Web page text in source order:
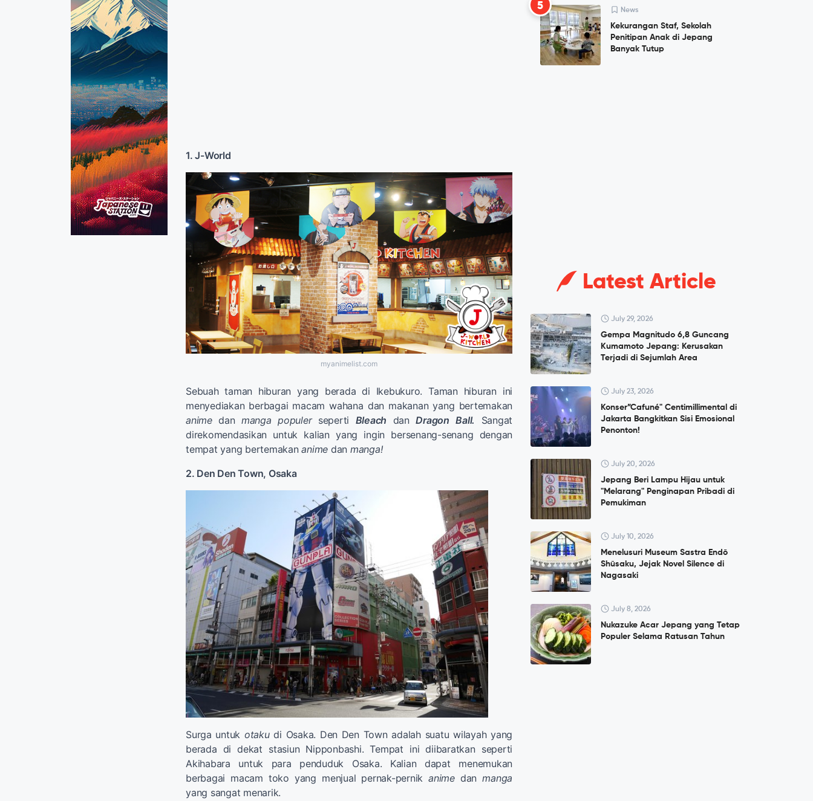
1. J-World
myanimelist.com
Sebuah taman hiburan yang berada di Ikebukuro. Taman hiburan ini
menyediakan berbagai macam wahana dan makanan yang bertemakan
animedan manga populerseperti Bleach danDragon Ball.
Sangat
direkomendasikan untuk kalian yang ingin bersenang-senang dengan
tempat yang bertemakananime dan manga!
2. Den Den Town, Osaka
Surga untuk otakudi Osaka. Den Den Town adalah suatu wilayah yang
berada di dekat stasiun Nipponbashi. Tempat ini diibaratkan seperti
Akihabara untuk para penduduk Osaka. Kalian dapat menemukan
berbagai macam toko yang menjual pernak-pernikanimedanmanga
yang sangat menarik.
5 News
Kekurangan Staf, Sekolah
Penitipan Anak di Jepang
Banyak Tutup
Latest Article
July 29, 2026
Gempa Magnitudo 6,8 Guncang
Kumamoto Jepang: Kerusakan
Terjadi di Sejumlah Area
July 23, 2026
Konser”Cafuné" Centimillimental di
Jakarta Bangkitkan Sisi Emosional
Penonton!
July 20, 2026
Jepang Beri Lampu Hijau untuk
"Melarang" Penginapan Pribadi di
Pemukiman
July 10, 2026
Menelusuri Museum Sastra Endō
Shūsaku, Jejak Novel Silence di
Nagasaki
July 8, 2026
Nukazuke Acar Jepang yang Tetap
Populer Selama Ratusan Tahun